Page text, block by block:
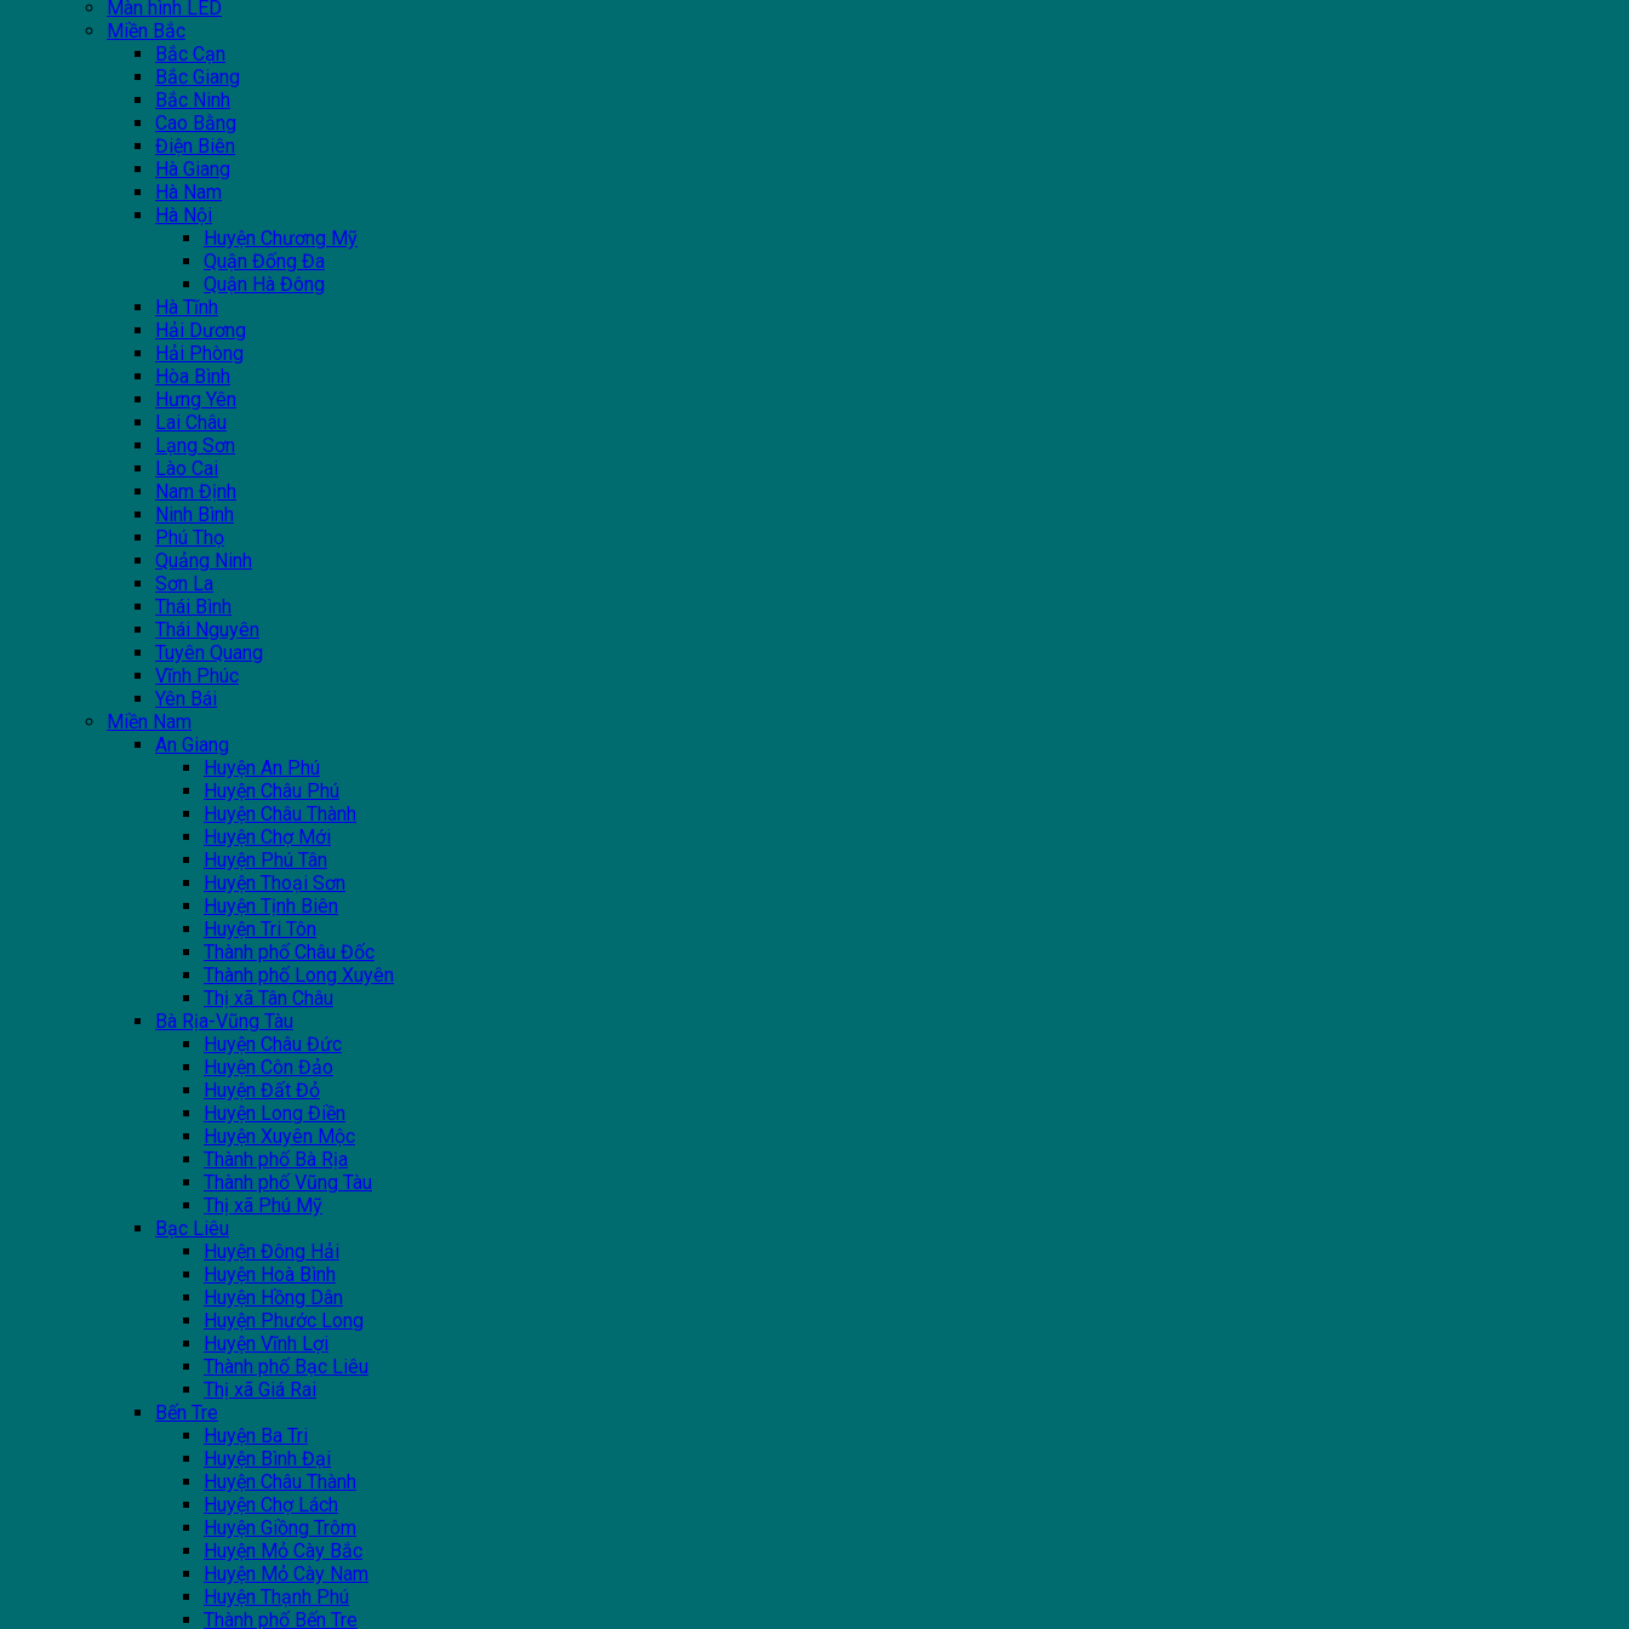
Màn hình LED
Miền Bắc
Bắc Cạn
Bắc Giang
Bắc Ninh
Cao Bằng
Điện Biên
Hà Giang
Hà Nam
Hà Nội
Huyện Chương Mỹ
Quận Đống Đa
Quận Hà Đông
Hà Tĩnh
Hải Dương
Hải Phòng
Hòa Bình
Hưng Yên
Lai Châu
Lạng Sơn
Lào Cai
Nam Định
Ninh Bình
Phú Thọ
Quảng Ninh
Sơn La
Thái Bình
Thái Nguyên
Tuyên Quang
Vĩnh Phúc
Yên Bái
Miền Nam
An Giang
Huyện An Phú
Huyện Châu Phú
Huyện Châu Thành
Huyện Chợ Mới
Huyện Phú Tân
Huyện Thoại Sơn
Huyện Tịnh Biên
Huyện Tri Tôn
Thành phố Châu Đốc
Thành phố Long Xuyên
Thị xã Tân Châu
Bà Rịa-Vũng Tàu
Huyện Châu Đức
Huyện Côn Đảo
Huyện Đất Đỏ
Huyện Long Điền
Huyện Xuyên Mộc
Thành phố Bà Rịa
Thành phố Vũng Tàu
Thị xã Phú Mỹ
Bạc Liêu
Huyện Đông Hải
Huyện Hoà Bình
Huyện Hồng Dân
Huyện Phước Long
Huyện Vĩnh Lợi
Thành phố Bạc Liêu
Thị xã Giá Rai
Bến Tre
Huyện Ba Tri
Huyện Bình Đại
Huyện Châu Thành
Huyện Chợ Lách
Huyện Giồng Trôm
Huyện Mỏ Cày Bắc
Huyện Mỏ Cày Nam
Huyện Thạnh Phú
Thành phố Bến Tre